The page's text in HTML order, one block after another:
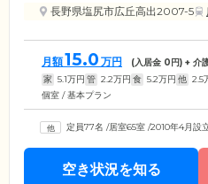
長野県塩尻市広丘高出2007-5
月額15.0 万円 (入居金 0円) + 介
家 5.1万円 管 2.2万円 食 5.2万円 他 2.5
個室 / 基本プラン
定員77名 /居室65室 /2010年4月設
空き状況を知る